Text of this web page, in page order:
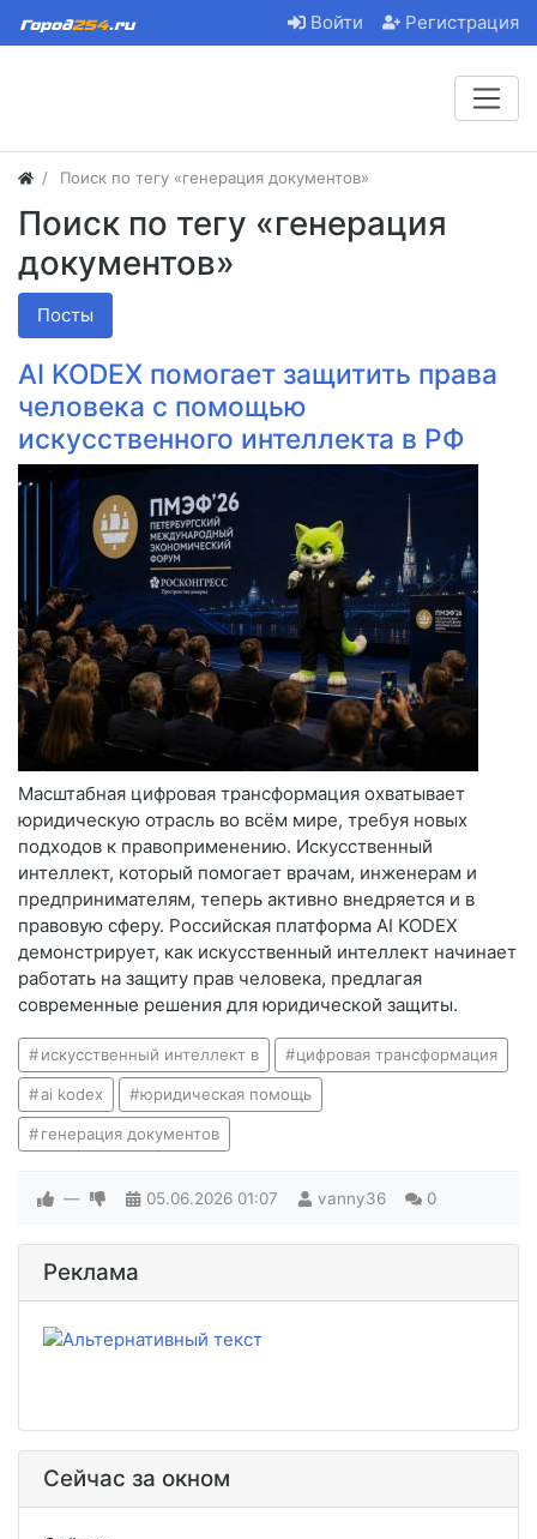
Войти Регистрация
Поиск по тегу «генерация документов»
Поиск по тегу «генерация
документов»
Посты
AI KODEX помогает защитить права
человека с помощью
искусственного интеллекта в РФ
Масштабная цифровая трансформация охватывает
юридическую отрасль во всём мире, требуя новых
подходов к правоприменению. Искусственный
интеллект, который помогает врачам, инженерам и
предпринимателям, теперь активно внедряется и в
правовую сферу. Российская платформа AI KODEX
демонстрирует, как искусственный интеллект начинает
работать на защиту прав человека, предлагая
современные решения для юридической защиты.
искусственный интеллект в цифровая трансформация
ai kodex юридическая помощь
генерация документов
— 05.06.2026 01:07 vanny36 0
Реклама
Сейчас за окном